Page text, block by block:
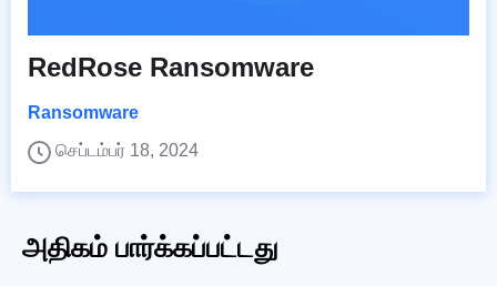
RedRose Ransomware
Ransomware
செப்டம்பர் 18, 2024
அதிகம் பார்க்கப்பட்டது